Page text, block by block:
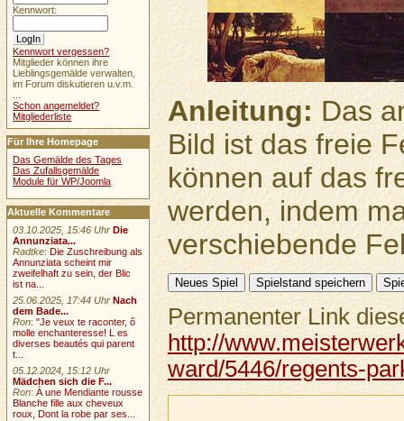
Anleitung:Das
Bild ist das freie
können auf das
werden, indem
verschiebende
Permanenter Link
http://
ward/5446/regents-
Kennwort:
Kennwort vergessen?
Mitglieder können ihre
Lieblingsgemälde verwalten,
im Forum diskutieren u.v.m.
Schon angemeldet?
Mitgliederliste
Für Ihre Homepage
Das Gemälde des Tages
Das Zufallsgemälde
Module für WP/Joomla
Aktuelle Kommentare
03.10.2025, 15:46 Uhr Die
Annunziata...
Radtke: Die Zuschreibung als
Annunziata scheint mir
zweifelhaft zu sein, der Blic
ist na...
25.06.2025, 17:44 Uhr Nach
dem Bade...
Ron:"Je veux te raconter, ô
molle enchanteresse! L es
diverses beautés qui parent
t...
05.12.2024, 15:12 Uhr
Mädchen sich die F...
Ron:À une Mendiante rousse
Blanche fille aux cheveux
roux, Dont la robe par ses...